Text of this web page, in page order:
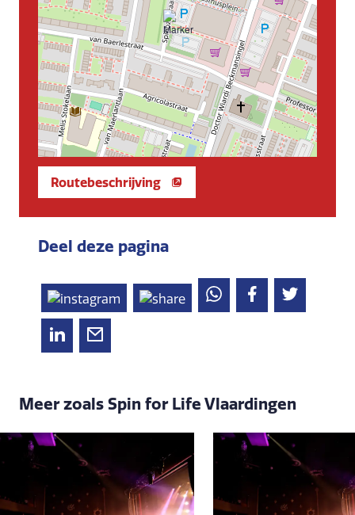
Routebeschrijving
Deel deze pagina
Meer zoals Spin for Life Vlaardingen